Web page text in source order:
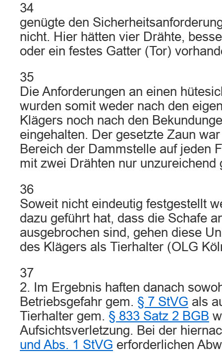
34
genügte den
nicht. Hier hätten vier Drähte,
oder ein festes Gatter (Tor)
35
Die Anforderungen an einen
wurden somit weder nach den
Klägers noch nach den
eingehalten. Der gesetzte Zaun
Bereich der Dammstelle auf jeden
mit zwei Drähten nur unzureichend
36
Soweit nicht eindeutig festgestellt
dazu geführt hat, dass die Schafe
ausgebrochen sind, gehen diese
des Klägers als Tierhalter (OLG
37
2. Im Ergebnis haften danach
Betriebsgefahr gem. § 7 StVG als
Tierhalter gem. § 833 Satz 2 BGB
Aufsichtsverletzung. Bei der
und Abs. 1 StVG erforderlichen